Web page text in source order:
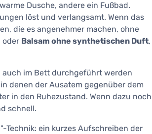
Dusche, andere ein Fußbad.
löst und verlangsamt. Wenn das
die es angenehmer machen, ohne
oder Balsam ohne synthetischen Duft,
auch im Bett durchgeführt werden
denen der Ausatem gegenüber dem
in den Ruhezustand. Wenn dazu noch
schnell.
Technik: ein kurzes Aufschreiben der